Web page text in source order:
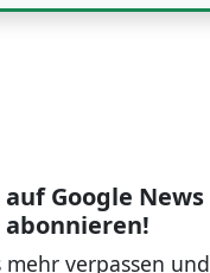
Google News
mehr verpassen und